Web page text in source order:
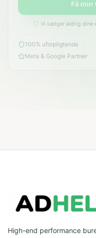
Få
Vi sælger aldrig dine
100% uforpligtende
Meta & Google Partner
High-end performance